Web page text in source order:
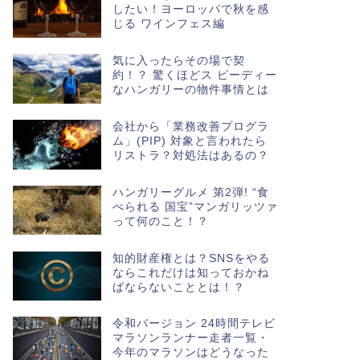
したい！ヨーロッパで秋を感
じる ワインフェス編
気に入ったらその場で契
約！？ 驚くほどス ピーディー
なハンガリーの物件事情とは
会社から「業務改善プログラ
ム」(PIP) 対象と言われたら
リストラ？対処法はあるの？
ハンガリーグルメ 第2弾! “食
べられる 国宝”マンガリッツァ
って何のこと！？
知的財産権とは？SNSをやる
ならこれだけは知っておかね
ばならないこととは！？
令和バージョン 24時間テレビ
マラソンランナー走者一覧・
今年のマラソンはどうなった